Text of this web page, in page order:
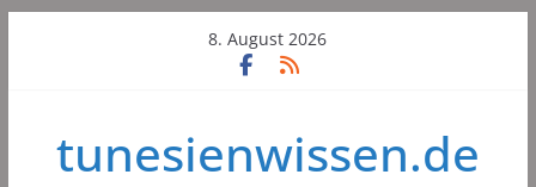
8. August 2026
tunesienwissen.de